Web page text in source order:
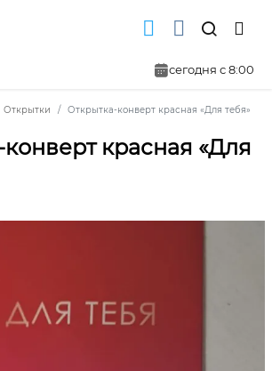
сегодня с 8:00
Открытки Открытка-конверт красная «Для тебя»
красная «Для